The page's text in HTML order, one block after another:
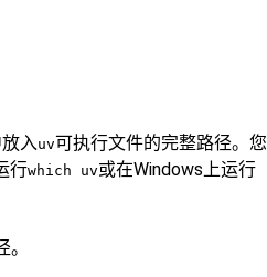
入uv可执行文件的完整路径。您
行which uv或在Windows上运行